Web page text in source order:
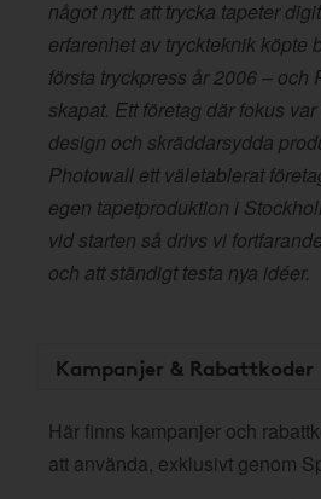
något nytt: att trycka tapeter
erfarenhet av tryckteknik köpte
första tryckpress år 2006 – och
skapat. Ett företag där fokus
design och skräddarsydda
Photowall ett väletablerat
egen tapetproduktion i
vid starten så drivs vi
och att ständigt testa nya idéer.
Kampanjer & Rabattkoder
Här finns kampanjer och
att använda, exklusivt genom